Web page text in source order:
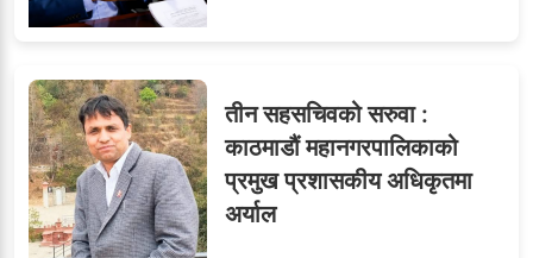
तीन सहसचिवको सरुवा :
काठमाडौं महानगरपालिकाको
प्रमुख प्रशासकीय अधिकृतमा
अर्याल